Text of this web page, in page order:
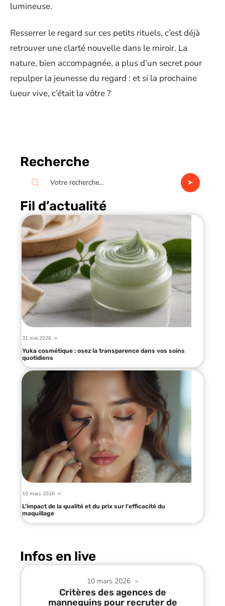
lumineuse.
Resserrer le regard sur ces petits rituels, c’est déjà
retrouver une clarté nouvelle dans le miroir. La
nature, bien accompagnée, a plus d’un secret pour
repulper la jeunesse du regard : et si la prochaine
lueur vive, c’était la vôtre ?
Recherche
Fil d’actualité
31 mai 2026
Yuka cosmétique : osez la transparence dans vos soins
quotidiens
10 mars 2026
L’impact de la qualité et du prix sur l’efficacité du
maquillage
Infos en live
10 mars 2026
Critères des agences de
mannequins pour recruter de